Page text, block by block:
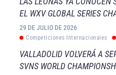
EL WXV GLOBAL SERIES
29 DE JULIO DE 2026
Competiciones Internacionales
VALLADOLID VOLVERÁ A
SVNS WORLD